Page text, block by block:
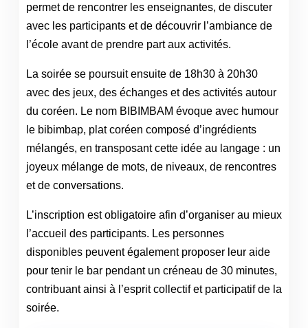
permet de rencontrer les enseignantes, de discuter
avec les participants et de découvrir l’ambiance de
l’école avant de prendre part aux activités.
La soirée se poursuit ensuite de 18h30 à 20h30
avec des jeux, des échanges et des activités autour
du coréen. Le nom BIBIMBAM évoque avec humour
le bibimbap, plat coréen composé d’ingrédients
mélangés, en transposant cette idée au langage : un
joyeux mélange de mots, de niveaux, de rencontres
et de conversations.
L’inscription est obligatoire afin d’organiser au mieux
l’accueil des participants. Les personnes
disponibles peuvent également proposer leur aide
pour tenir le bar pendant un créneau de 30 minutes,
contribuant ainsi à l’esprit collectif et participatif de la
soirée.